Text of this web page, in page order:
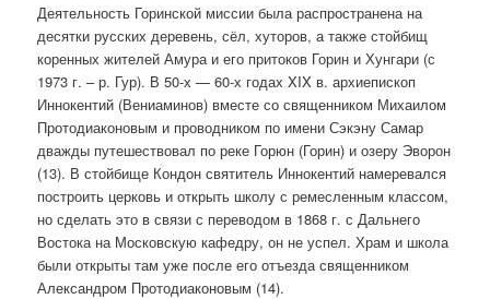
Деятельность Горинской миссии была распространена на
десятки русских деревень, сёл, хуторов, а также стойбищ
коренных жителей Амура и его притоков Горин и Хунгари (с
1973 г. – р. Гур). В 50-х — 60-х годах XIX в. архиепископ
Иннокентий (Вениаминов) вместе со священником Михаилом
Протодиаконовым и проводником по имени Сэкэну Самар
дважды путешествовал по реке Горюн (Горин) и озеру Эворон
(13). В стойбище Кондон святитель Иннокентий намеревался
построить церковь и открыть школу с ремесленным классом,
но сделать это в связи с переводом в 1868 г. с Дальнего
Востока на Московскую кафедру, он не успел. Храм и школа
были открыты там уже после его отъезда священником
Александром Протодиаконовым (14).